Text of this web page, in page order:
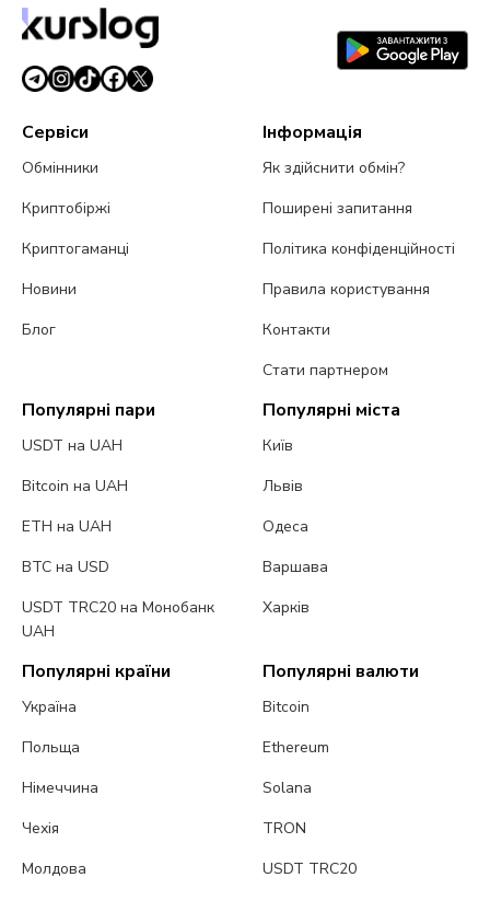
Сервіси
Обмінники
Криптобіржі
Криптогаманці
Новини
Блог
Інформація
Як здійснити обмін?
Поширені запитання
Політика конфіденційності
Правила користування
Контакти
Стати партнером
Популярні пари
USDT на UAH
Bitcoin на UAH
ETH на UAH
BTC на USD
USDT TRC20 на Монобанк
UAH
Популярні міста
Київ
Львів
Одеса
Варшава
Харків
Популярні країни
Україна
Польща
Німеччина
Чехія
Молдова
Популярні валюти
Bitcoin
Ethereum
Solana
TRON
USDT TRC20